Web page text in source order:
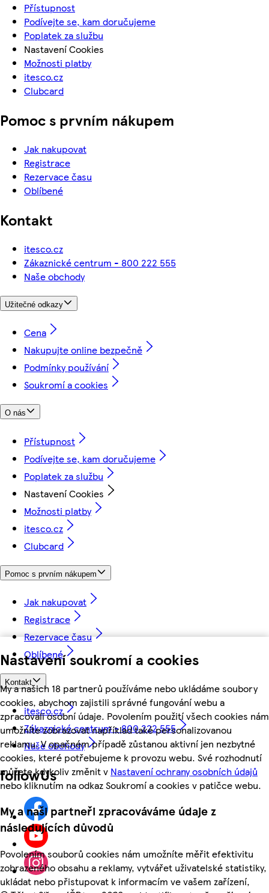
Nastavení soukromí a cookies
My a našich 18 partnerů používáme nebo ukládáme soubory
cookies, abychom zajistili správné fungování webu a
zpracovali osobní údaje. Povolením použití všech cookies nám
umožníte zobrazovat například také personalizovanou
reklamu. V opačném případě zůstanou aktivní jen nezbytné
cookies, které potřebujeme k provozu webu. Své rozhodnutí
můžete kdykoliv změnit v Nastavení ochrany osobních údajů
nebo kliknutím na odkaz Soukromí a cookies v patičce webu.
My a naši partneři zpracováváme údaje z
následujících důvodů
Povolením souborů cookies nám umožníte měřit efektivitu
zobrazeného obsahu a reklamy, vytvářet uživatelské statistiky,
ukládat nebo přistupovat k informacím ve vašem zařízení,
Přístupnost
Podívejte se, kam doručujeme
Poplatek za službu
Nastavení Cookies
Možnosti platby
itesco.cz
Clubcard
Pomoc s prvním nákupem
Jak nakupovat
Registrace
Rezervace času
Oblíbené
Kontakt
itesco.cz
Zákaznické centrum - 800 222 555
Naše obchody
Užitečné odkazy
Cena
Nakupujte online bezpečně
Podmínky používání
Soukromí a cookies
O nás
Přístupnost
Podívejte se, kam doručujeme
Poplatek za službu
Nastavení Cookies
Možnosti platby
itesco.cz
Clubcard
Pomoc s prvním nákupem
Jak nakupovat
Registrace
Rezervace času
Oblíbené
Kontakt
itesco.cz
Zákaznické centrum - 800 222 555
Naše obchody
followUs